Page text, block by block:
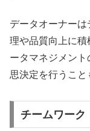
データオーナー
理や品質向上に
ータマネジメン
思決定を行うこと
チームワーク